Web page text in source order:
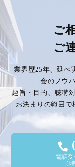
ナ
ビ
ゲ
ー
シ
ョ
ン
ご
ご
業界歴25年、延べ
会のノウ
趣旨・目的、聴講
お決まりの範囲で
電話
（